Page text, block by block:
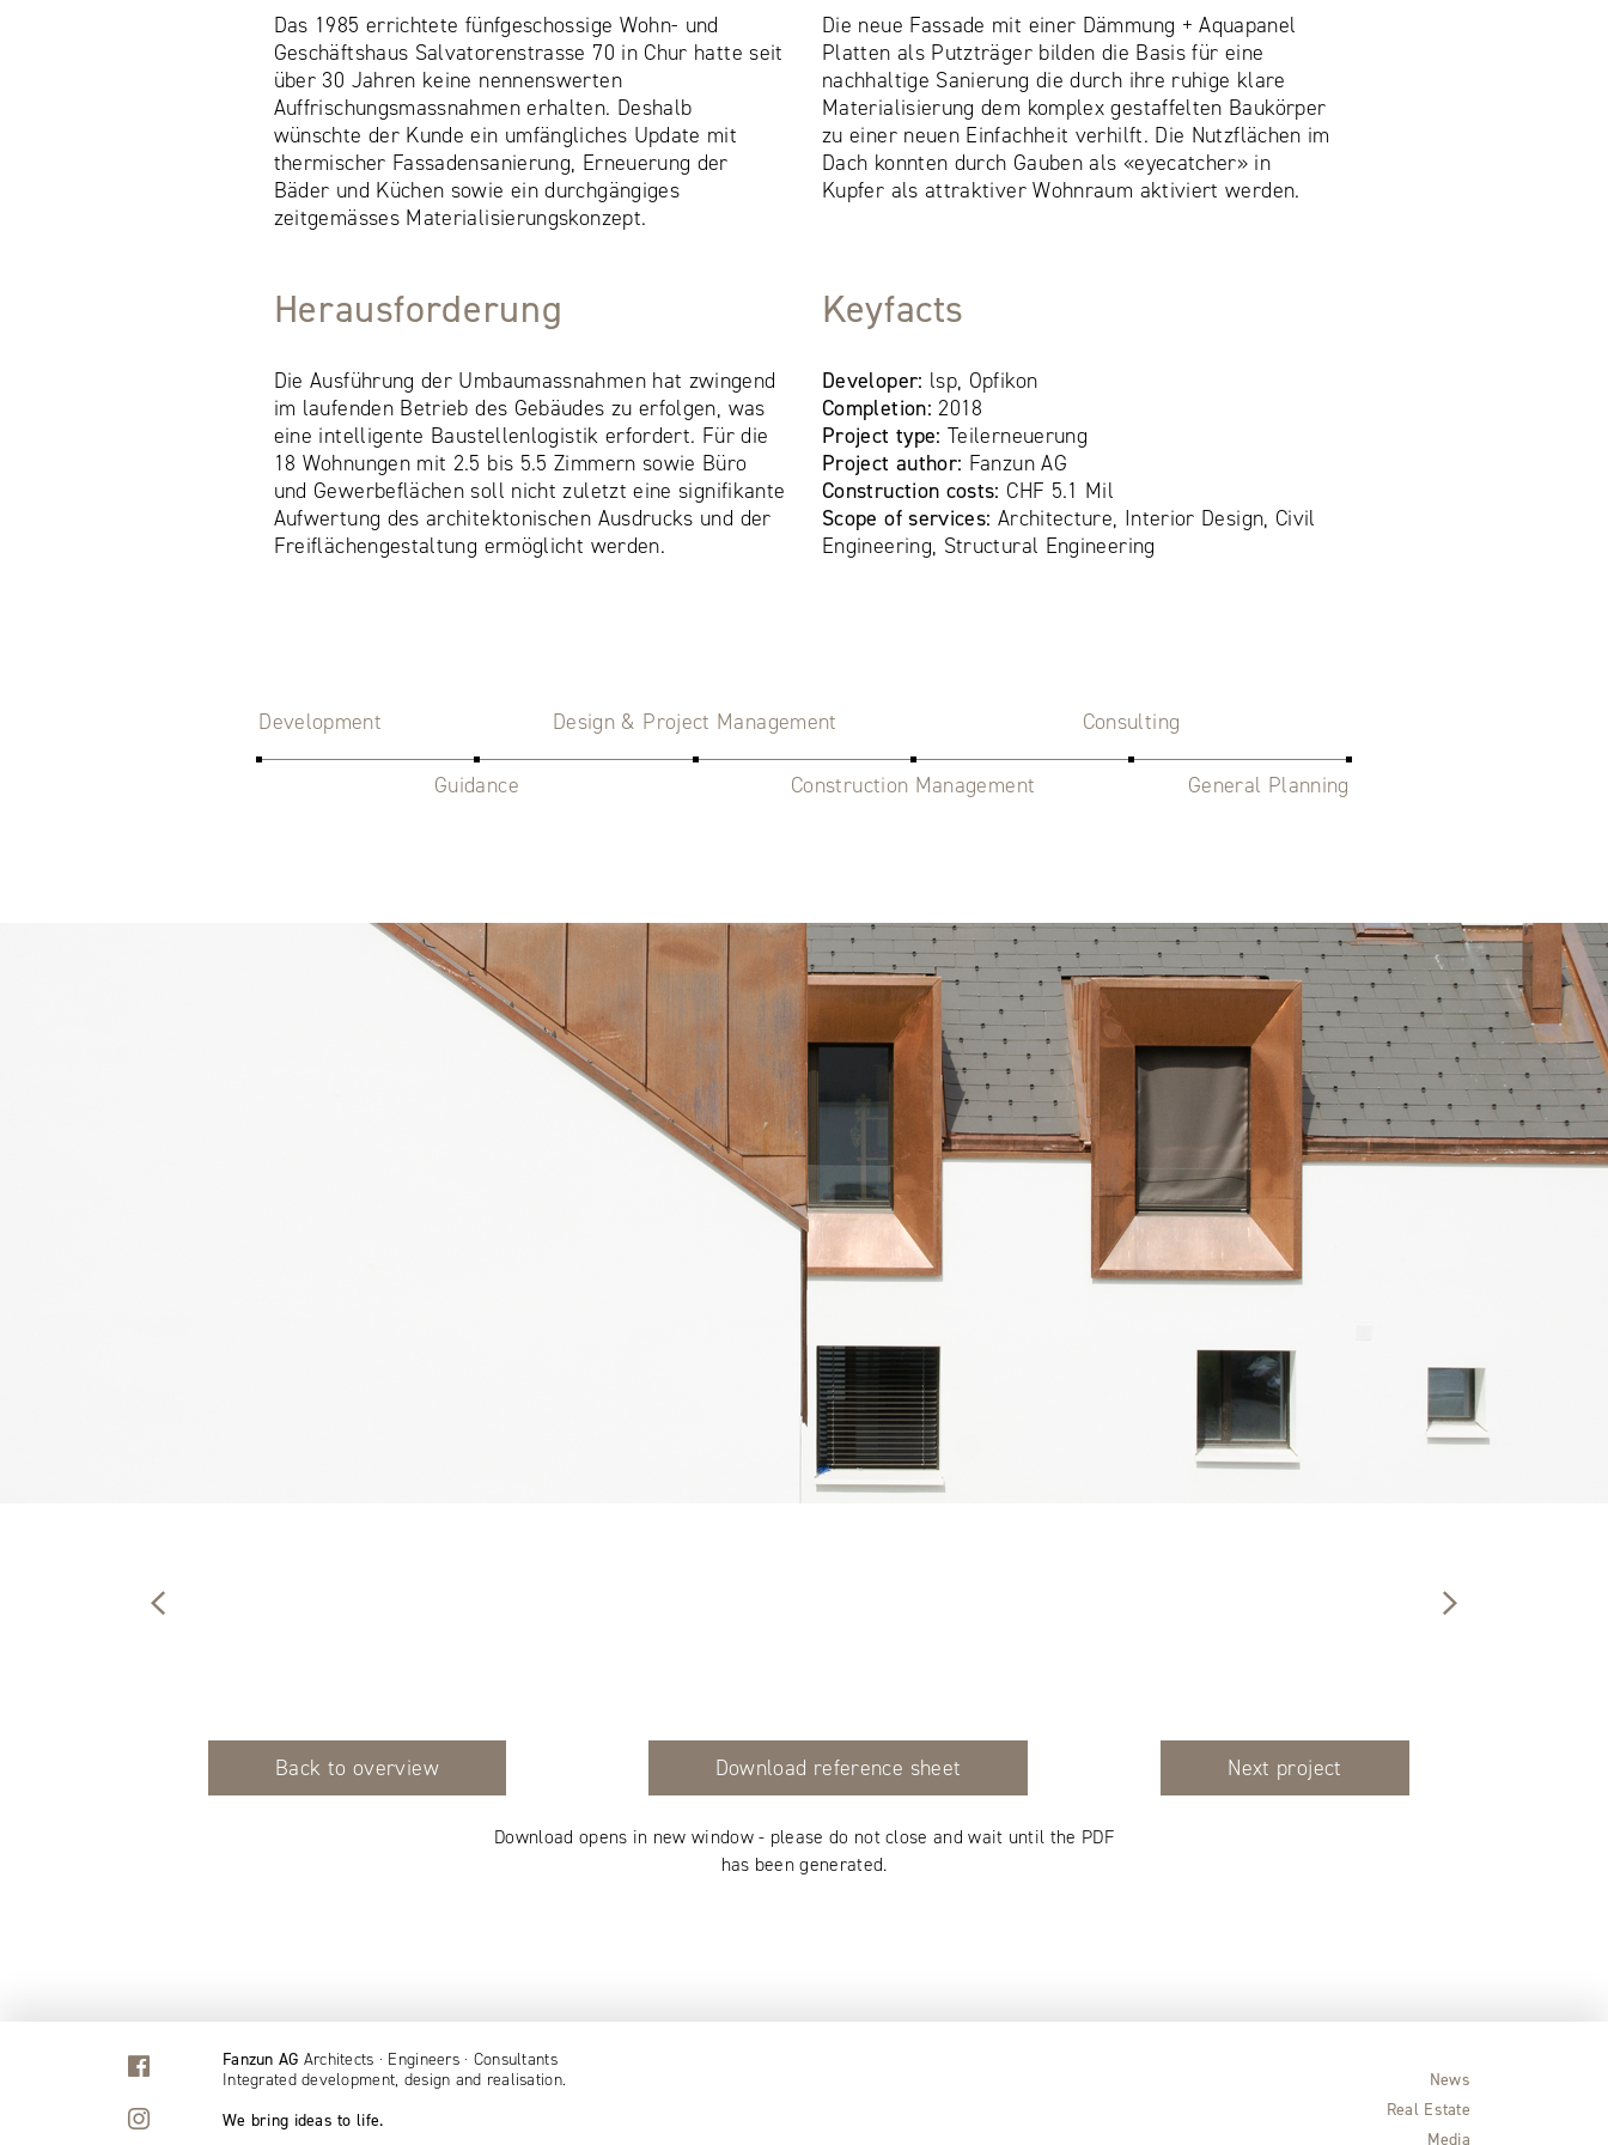
Das 1985 errichtete fünfgeschossige Wohn- und
Geschäftshaus Salvatorenstrasse 70 in Chur hatte seit
über 30 Jahren keine nennenswerten
Auffrischungsmassnahmen erhalten. Deshalb
wünschte der Kunde ein umfängliches Update mit
thermischer Fassadensanierung, Erneuerung der
Bäder und Küchen sowie ein durchgängiges
zeitgemässes Materialisierungskonzept.
Die neue Fassade mit einer Dämmung + Aquapanel
Platten als Putzträger bilden die Basis für eine
nachhaltige Sanierung die durch ihre ruhige klare
Materialisierung dem komplex gestaffelten Baukörper
zu einer neuen Einfachheit verhilft. Die Nutzflächen im
Dach konnten durch Gauben als «eyecatcher» in
Kupfer als attraktiver Wohnraum aktiviert werden.
Herausforderung
Die Ausführung der Umbaumassnahmen hat zwingend
im laufenden Betrieb des Gebäudes zu erfolgen, was
eine intelligente Baustellenlogistik erfordert. Für die
18 Wohnungen mit 2.5 bis 5.5 Zimmern sowie Büro
und Gewerbeflächen soll nicht zuletzt eine signifikante
Aufwertung des architektonischen Ausdrucks und der
Freiflächengestaltung ermöglicht werden.
Keyfacts
Developer: lsp, Opfikon
Completion:2018
Project type:Teilerneuerung
Project author: Fanzun AG
Construction costs: CHF 5.1 Mil
Scope of services: Architecture, Interior Design, Civil
Engineering, Structural Engineering
Development
Guidance
Design & Project Management
Construction Management
Consulting
General Planning
Back to overview Download reference sheet Next project
Download opens in new window - please do not close and wait until the PDF
has been generated.
Fanzun AG Architects · Engineers · Consultants
Integrated development, design and realisation.
We bring ideas to life.
News
Real Estate
Media